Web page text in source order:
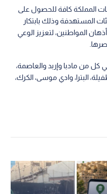
المملكة كافة للحصول على
المستهدفة وذلك بابتكار
المواطنين، لتعزيز الوعي
من مادبا وإربد والعاصمة،
البترا، وادي موسى، الكرك،